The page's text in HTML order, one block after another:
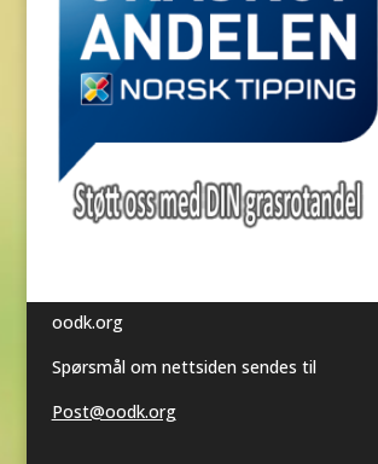
oodk.org
Spørsmål om nettsiden sendes til
Post@oodk.org